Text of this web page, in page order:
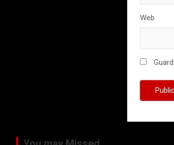
Web